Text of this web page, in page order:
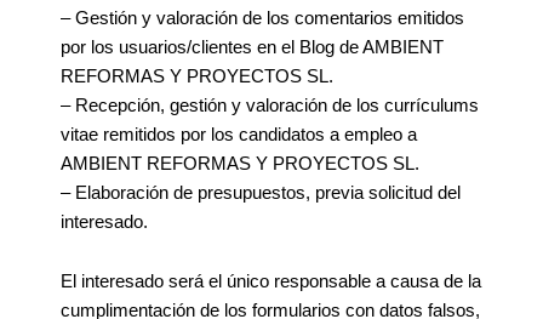
– Gestión y valoración de los comentarios emitidos
por los usuarios/clientes en el Blog de AMBIENT
REFORMAS Y PROYECTOS SL.
– Recepción, gestión y valoración de los currículums
vitae remitidos por los candidatos a empleo a
AMBIENT REFORMAS Y PROYECTOS SL.
– Elaboración de presupuestos, previa solicitud del
interesado.
El interesado será el único responsable a causa de la
cumplimentación de los formularios con datos falsos,